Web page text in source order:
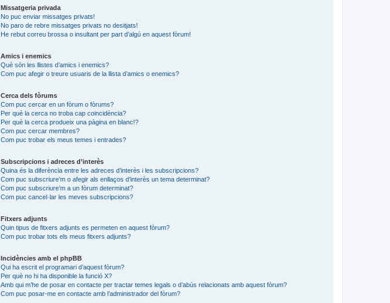
Missatgeria privada
No puc enviar missatges privats!
No paro de rebre missatges privats no desitjats!
He rebut correu brossa o insultant per part d’algú en aquest fòrum!
Amics i enemics
Què són les llistes d’amics i enemics?
Com puc afegir o treure usuaris de la llista d’amics o enemics?
Cerca dels fòrums
Com puc cercar en un fòrum o fòrums?
Per què la cerca no troba cap coincidència?
Per què la cerca produeix una pàgina en blanc!?
Com puc cercar membres?
Com puc trobar els meus temes i entrades?
Subscripcions i adreces d’interès
Quina és la diferència entre les adreces d’interès i les subscripcions?
Com puc subscriure’m o afegir als enllaços d’interès un tema determinat?
Com puc subscriure’m a un fòrum determinat?
Com puc cancel·lar les meves subscripcions?
Fitxers adjunts
Quin tipus de fitxers adjunts es permeten en aquest fòrum?
Com puc trobar tots els meus fitxers adjunts?
Incidències amb el phpBB
Qui ha escrit el programari d’aquest fòrum?
Per què no hi ha disponible la funció X?
Amb qui m’he de posar en contacte per tractar temes legals o d’abús relacionats amb aquest fòrum?
Com puc posar-me en contacte amb l’administrador del fòrum?